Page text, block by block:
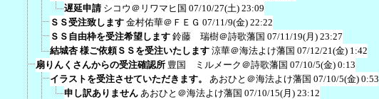
遅延申請 シコウ＠リワマヒ国 07/10/27(土) 23:09
ＳＳ受注致します 金村佑華＠ＦＥＧ 07/11/9(金) 22:22
ＳＳ自由枠を受注希望します 鈴藤 瑞樹＠詩歌藩国 07/11/19(月) 23:27
結城杏 様ご依頼ＳＳを受注いたします 涼華＠海法よけ藩国 07/12/21(金) 1:42
扇りんくさんからの受注確認所 豊国 ミルメーク＠詩歌藩国 07/10/5(金) 0:13
イラストを受注させていただきます。
あおひと＠海法よけ藩国 07/10/5(金) 0:53
申し訳ありません あおひと＠海法よけ藩国 07/10/15(月) 23:12